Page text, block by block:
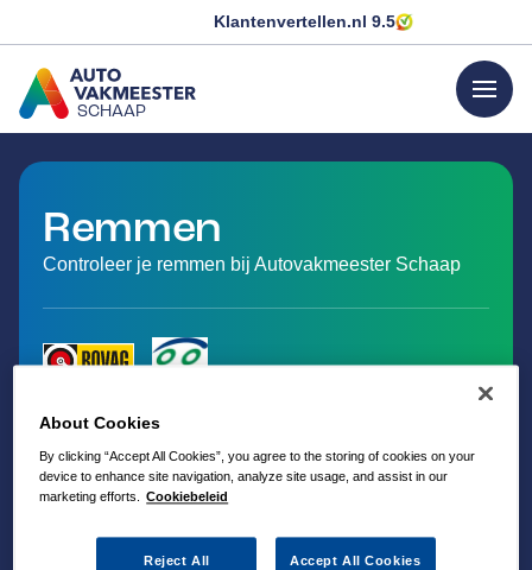
Klantenvertellen.nl 9.5
SCHAAP
GA NAAR DE HOMEPAGINA
menu
Remmen
Controleer je remmen bij Autovakmeester Schaap
About Cookies
By clicking “Accept All Cookies”, you agree to the storing of cookies on your
device to enhance site navigation, analyze site usage, and assist in our
marketing efforts. Cookiebeleid
Reject All Accept All Cookies